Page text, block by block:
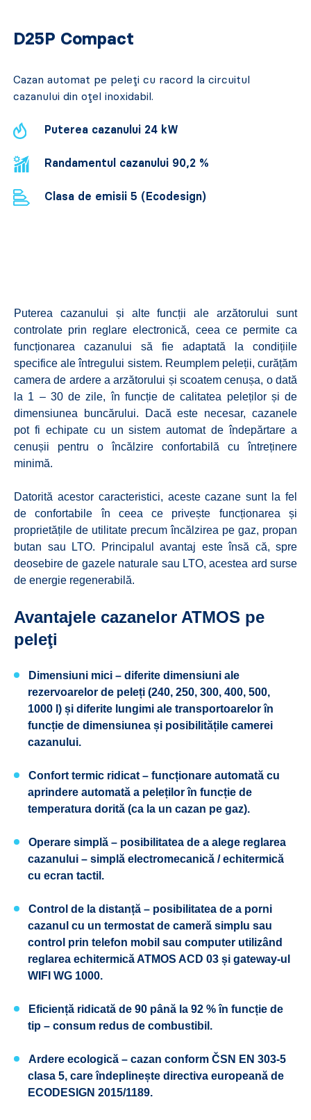
D25P Compact
Cazan automat pe peleți cu racord la circuitul
cazanului din oțel inoxidabil.
Puterea cazanului 24 kW
Randamentul cazanului 90,2 %
Clasa de emisii 5 (Ecodesign)
Puterea cazanului și alte funcții ale arzătorului sunt
controlate prin reglare electronică, ceea ce permite ca
funcționarea cazanului să fie adaptată la condițiile
specifice ale întregului sistem. Reumplem peleții, curățăm
camera de ardere a arzătorului și scoatem cenușa, o dată
la 1 – 30 de zile, în funcție de calitatea peleților și de
dimensiunea buncărului. Dacă este necesar, cazanele
pot fi echipate cu un sistem automat de îndepărtare a
cenușii pentru o încălzire confortabilă cu întreținere
minimă.
Datorită acestor caracteristici, aceste cazane sunt la fel
de confortabile în ceea ce privește funcționarea și
proprietățile de utilitate precum încălzirea pe gaz, propan
butan sau LTO. Principalul avantaj este însă că, spre
deosebire de gazele naturale sau LTO, acestea ard surse
de energie regenerabilă.
Avantajele cazanelor ATMOS pe
peleţi
Dimensiuni mici – diferite dimensiuni ale
rezervoarelor de peleți (240, 250, 300, 400, 500,
1000 l) și diferite lungimi ale transportoarelor în
funcție de dimensiunea și posibilitățile camerei
cazanului.
Confort termic ridicat – funcționare automată cu
aprindere automată a peleților în funcție de
temperatura dorită (ca la un cazan pe gaz).
Operare simplă – posibilitatea de a alege reglarea
cazanului – simplă electromecanică / echitermică
cu ecran tactil.
Control de la distanță – posibilitatea de a porni
cazanul cu un termostat de cameră simplu sau
control prin telefon mobil sau computer utilizând
reglarea echitermică ATMOS ACD 03 și gateway-ul
WIFI WG 1000.
Eficiență ridicată de 90 până la 92 % în funcție de
tip – consum redus de combustibil.
Ardere ecologică – cazan conform ČSN EN 303-5
clasa 5, care îndeplinește directiva europeană de
ECODESIGN 2015/1189.